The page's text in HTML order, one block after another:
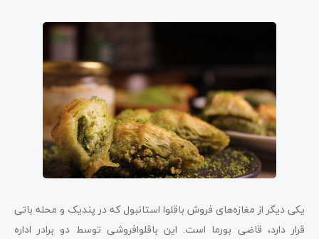
یکی دیگر از مغازه‌های فروش باقلوا استانبول که در پندیک و محله باتی
قرار دارد، قاضی بورما است. این باقلوافروشی توسط دو برادر اداره